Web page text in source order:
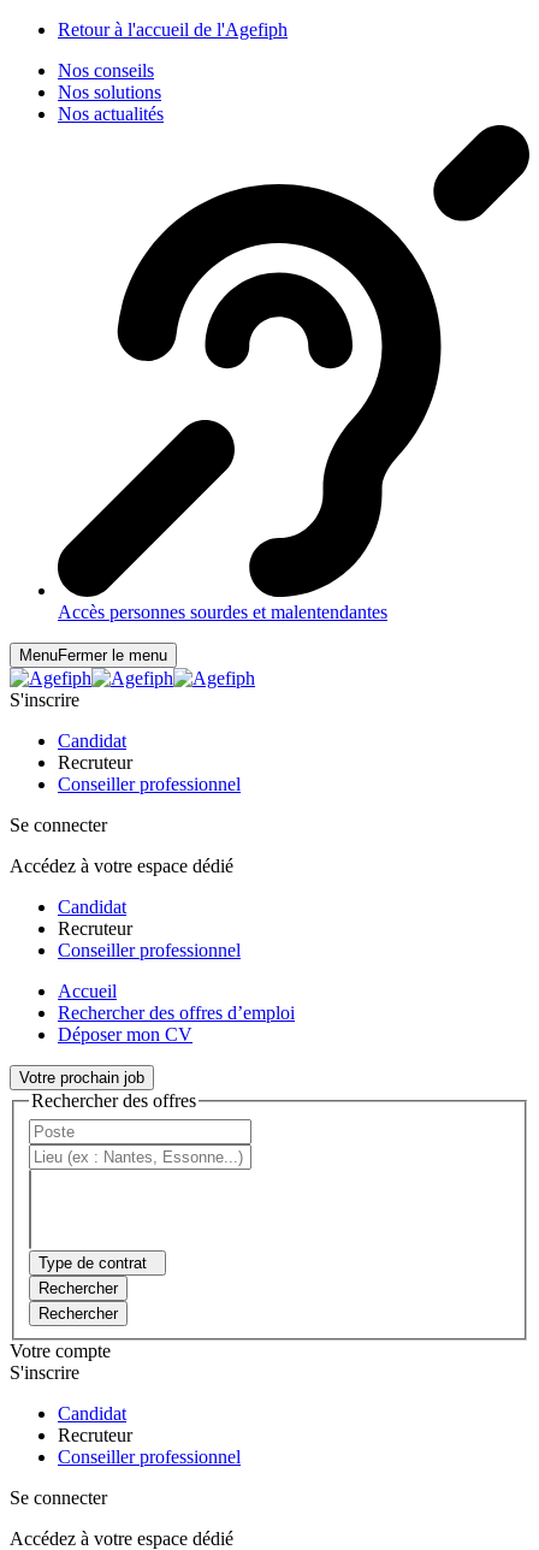
Retour à l'accueil de l'Agefiph
Nos conseils
Nos solutions
Nos actualités
Accès personnes sourdes et malentendantes
MenuFermer le menu
S'inscrire
Candidat
Recruteur
Conseiller professionnel
Se connecter
Accédez à votre espace dédié
Candidat
Recruteur
Conseiller professionnel
Accueil
Rechercher des offres d’emploi
Déposer mon CV
Votre prochain job
Rechercher des offres
Type de contrat
Rechercher
Rechercher
Votre compte
S'inscrire
Candidat
Recruteur
Conseiller professionnel
Se connecter
Accédez à votre espace dédié